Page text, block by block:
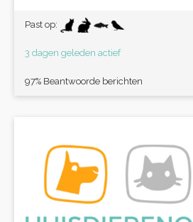
Past op:
3 dagen geleden actief
97% Beantwoorde berichten